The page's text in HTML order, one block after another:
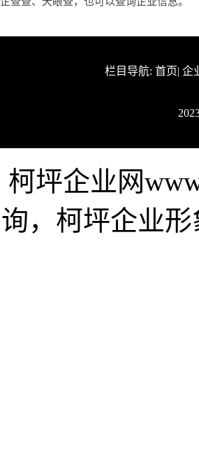
栏目导航: 首页| 企
柯坪企业网
询，柯坪企业